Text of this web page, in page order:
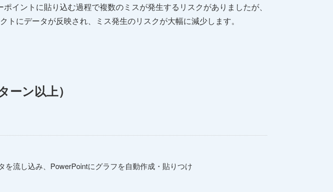
イントに貼り込む過程で複数のミスが発生するリスクがありましたが、
にデータが反映され、ミス発生のリスクが大幅に減少します。
ーン以上）
流し込み、PowerPointにグラフを自動作成・貼りつけ